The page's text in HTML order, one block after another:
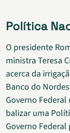
Política
O presidente
ministra Teresa
acerca da
Banco do
Governo Federal
balizar uma
Governo